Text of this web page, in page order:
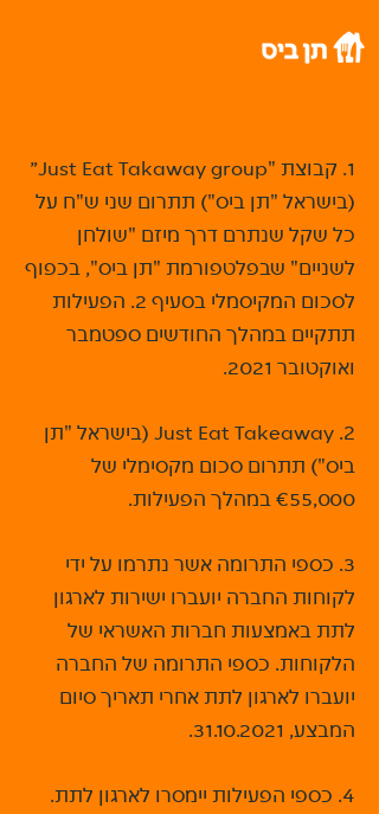
1. קבוצת "Just Eat Takaway group״
(בישראל "תן ביס") תתרום שני ש"ח על
כל שקל שנתרם דרך מיזם "שולחן
לשניים" שבפלטפורמת "תן ביס", בכפוף
לסכום המקיסמלי בסעיף 2. הפעילות
תתקיים במהלך החודשים ספטמבר
ואוקטובר 2021.
2. Just Eat Takeaway (בישראל "תן
ביס") תתרום סכום מקסימלי של
€55,000 במהלך הפעילות.
3. כספי התרומה אשר נתרמו על ידי
לקוחות החברה יועברו ישירות לארגון
לתת באמצעות חברות האשראי של
הלקוחות. כספי התרומה של החברה
יועברו לארגון לתת אחרי תאריך סיום
המבצע, 31.10.2021
.
4. כספי הפעילות יימסרו לארגון לתת.